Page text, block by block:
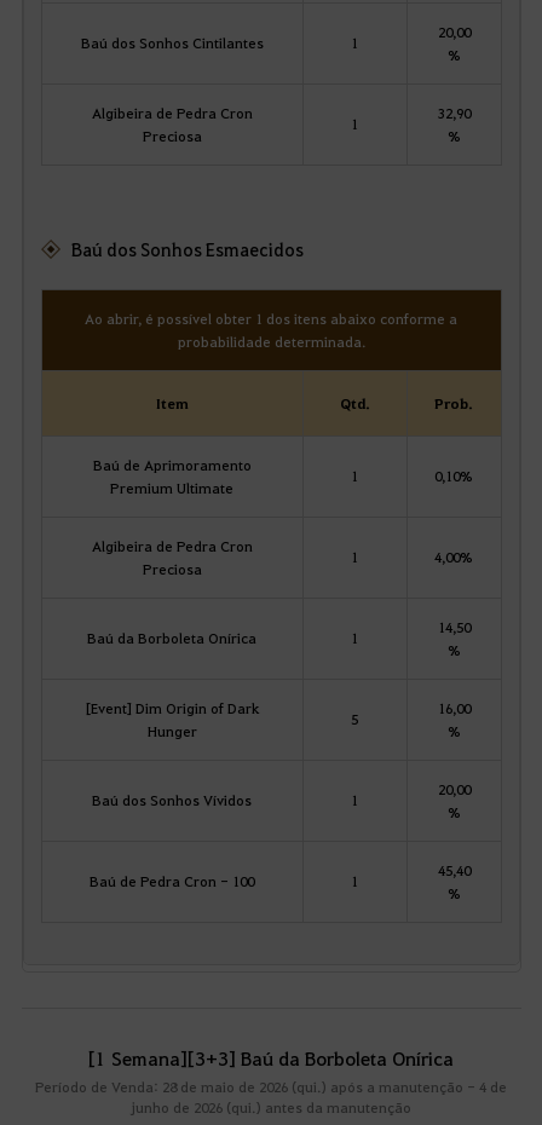
Baú dos Sonhos Cintilantes 1
20,00
%
Algibeira de Pedra Cron
Preciosa
1
32,90
%
Baú dos Sonhos Esmaecidos
Ao abrir, é possível obter 1 dos itens abaixo conforme a
probabilidade determinada.
Item Qtd. Prob.
Baú de Aprimoramento
Premium Ultimate
1 0,10%
Algibeira de Pedra Cron
Preciosa
1 4,00%
Baú da Borboleta Onírica 1
14,50
%
[Event] Dim Origin of Dark
Hunger
5
16,00
%
Baú dos Sonhos Vívidos 1
20,00
%
Baú de Pedra Cron - 100 1
45,40
%
[1 Semana][3+3] Baú da Borboleta Onírica
Período de Venda: 28 de maio de 2026 (qui.) após a manutenção - 4 de
junho de 2026 (qui.) antes da manutenção